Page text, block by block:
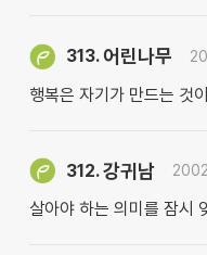
313. 어린나무
행복은 자기가 만드는 것
312.강귀남
살아야 하는 의미를 잠시